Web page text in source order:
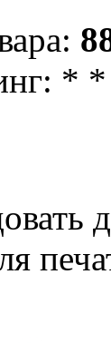
* *